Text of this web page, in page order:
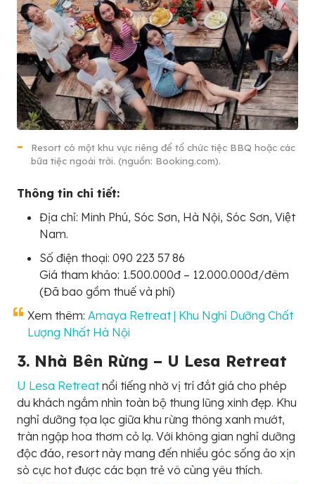
Resort có một khu vực riêng để tổ chức tiệc BBQ hoặc các
bữa tiệc ngoài trời. (nguồn: Booking.com).
Thông tin chi tiết:
Địa chỉ: Minh Phú, Sóc Sơn, Hà Nội, Sóc Sơn, Việt
Nam.
Số điện thoại: 090 223 57 86
Giá tham khảo: 1.500.000đ – 12.000.000đ/đêm
(Đã bao gồm thuế và phí)
Xem thêm: Amaya Retreat | Khu Nghỉ Dưỡng Chất
Lượng Nhất Hà Nội
3. Nhà Bên Rừng – U Lesa Retreat
U Lesa Retreatnổi tiếng nhờ vị trí đắt giá cho phép
du khách ngắm nhìn toàn bộ thung lũng xinh đẹp. Khu
nghỉ dưỡng tọa lạc giữa khu rừng thông xanh mướt,
tràn ngập hoa thơm cỏ lạ. Với không gian nghỉ dưỡng
độc đáo, resort này mang đến nhiều góc sống ảo xịn
sò cực hot được các bạn trẻ vô cùng yêu thích.